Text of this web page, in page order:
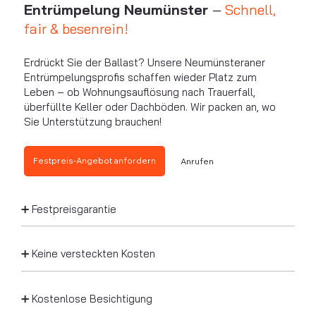
Entrümpelung Neumünster –Schnell,
fair & besenrein!
Erdrückt Sie der Ballast? Unsere Neumünsteraner
Entrümpelungsprofis schaffen wieder Platz zum
Leben – ob Wohnungsauflösung nach Trauerfall,
überfüllte Keller oder Dachböden. Wir packen an, wo
Sie Unterstützung brauchen!
➕ Festpreisgarantie
➕ Keine versteckten Kosten
➕ Kostenlose Besichtigung
Festpreis-Angebot anfordern Anrufen